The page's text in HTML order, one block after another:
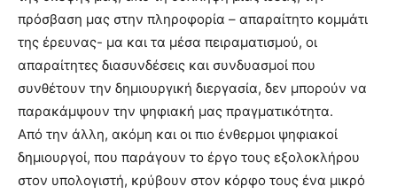
πρόσβαση μας στην πληροφορία – απαραίτητο κομμάτι
της έρευνας- μα και τα μέσα πειραματισμού, οι
απαραίτητες διασυνδέσεις και συνδυασμοί που
συνθέτουν την δημιουργική διεργασία, δεν μπορούν να
παρακάμψουν την ψηφιακή μας πραγματικότητα.
Από την άλλη, ακόμη και οι πιο ένθερμοι ψηφιακοί
δημιουργοί, που παράγουν το έργο τους εξολοκλήρου
στον υπολογιστή, κρύβουν στον κόρφο τους ένα μικρό